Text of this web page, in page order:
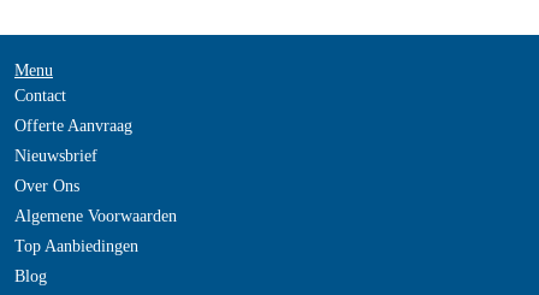
Menu
Contact
Offerte Aanvraag
Nieuwsbrief
Over Ons
Algemene Voorwaarden
Top Aanbiedingen
Blog